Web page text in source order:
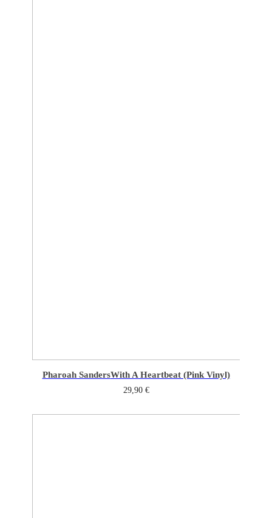
Pharoah SandersWith A Heartbeat (Pink Vinyl)
29,90 €